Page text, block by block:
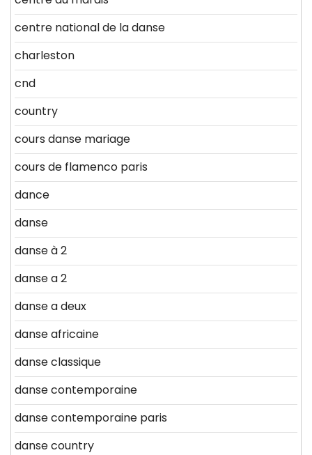
centre national de la danse
charleston
cnd
country
cours danse mariage
cours de flamenco paris
dance
danse
danse à 2
danse a 2
danse a deux
danse africaine
danse classique
danse contemporaine
danse contemporaine paris
danse country